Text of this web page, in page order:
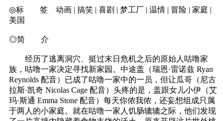
◎标 签 动画 | 搞笑 | 喜剧 | 梦工厂 | 温情 | 冒险 | 家庭 |
美国
◎简 介
经历了逃离洞穴、挺过末日危机之后的原始人咕噜家
族，咕噜一家决定寻找新家园。中途盖（瑞恩·雷诺兹 Ryan
Reynolds 配音）已成了咕噜一家中的一员，但让瓜哥（尼古
拉斯·凯奇 Nicolas Cage 配音）头疼的是，盖跟女儿小伊（艾
玛·斯通 Emma Stone 配音）每天你侬我侬，还妄想组成只属
于两人的小家庭。就在咕噜一家人饥肠辘辘之际，他们发现